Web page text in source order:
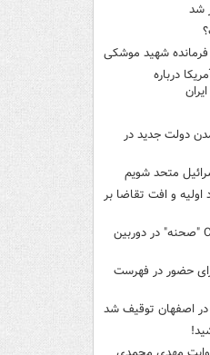
شد
فرمانده شهید موشکی
درباره
دولت جدید در
متحد شویم
و افت تقاضا بر
لحظه انفجار جایگاه CNG "صحنه" در دوربین
برای حضور در فهرست